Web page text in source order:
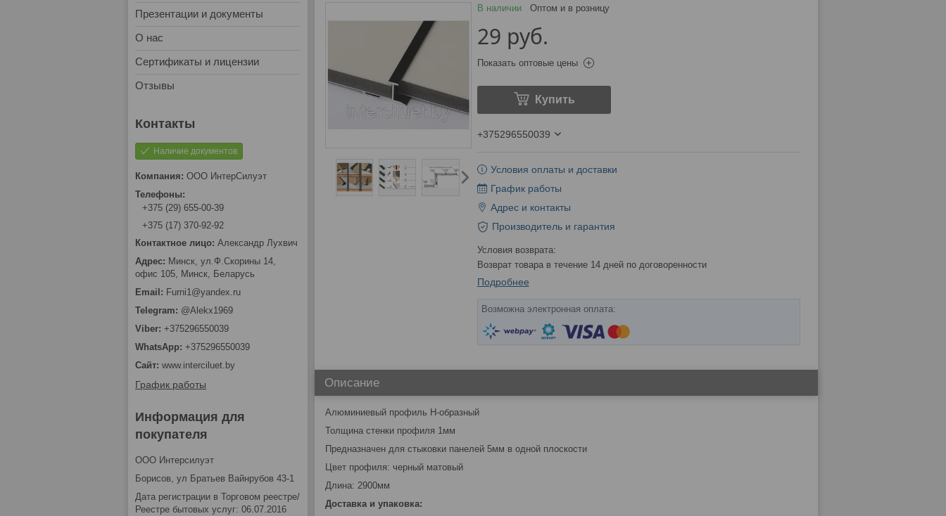
В наличии Оптом и в розницу
29 руб.
Показать оптовые цены
Купить
+375296550039
Условия оплаты и доставки
График работы
Адрес и контакты
Производитель и гарантия
возврат товара в течение 14 дней по договоренности
Подробнее
Описание
Алюминиевый профиль Н-образный
Толщина стенки профиля 1мм
Предназначен для стыковки панелей 5мм в одной плоскости
Цвет профиля: черный матовый
Длина: 2900мм
Доставка и упаковка:
Презентации и документы
О нас
Сертификаты и лицензии
Отзывы
Наличие документов
OOO ИнтерCилуэт
+375 (29) 655-00-39
+375 (17) 370-92-92
Александр Лухвич
Минск, ул.Ф.Скорины 14,
офис 105, Минск, Беларусь
Furni1@yandex.ru
@Alekx1969
+375296550039
+375296550039
www.interciluet.by
График работы
Информация для
покупателя
OOO Интерсилуэт
Борисов, ул Братьев Вайнрубов 43-1
Дата регистрации в Торговом реестре/
Реестре бытовых услуг: 06.07.2016